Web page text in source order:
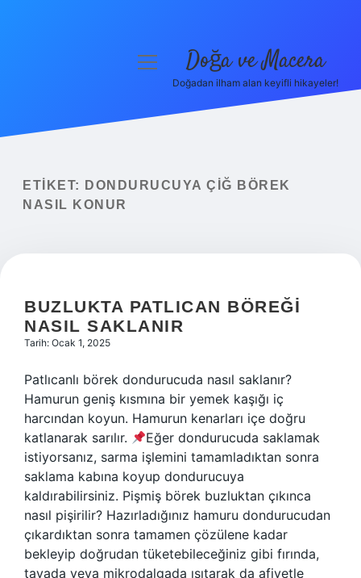
Yasal Uyarı
menüyü Doğa ve Macera
Doğadan ilham alan keyifli hikayeler!
ETIKET:
DONDURUCUYA ÇIĞ BÖREK
NASIL KONUR
BUZLUKTA PATLICAN BÖREĞI
NASIL SAKLANIR
Tarih: Ocak 1, 2025
Patlıcanlı börek dondurucuda nasıl saklanır?
Hamurun geniş kısmına bir yemek kaşığı iç
harcından koyun. Hamurun kenarları içe doğru
katlanarak sarılır.
Eğer dondurucuda saklamak
istiyorsanız, sarma işlemini tamamladıktan sonra
saklama kabına koyup dondurucuya
kaldırabilirsiniz. Pişmiş börek buzluktan çıkınca
nasıl pişirilir? Hazırladığınız hamuru dondurucudan
çıkardıktan sonra tamamen çözülene kadar
bekleyip doğrudan tüketebileceğiniz gibi fırında,
tavada veya mikrodalgada ısıtarak da afiyetle